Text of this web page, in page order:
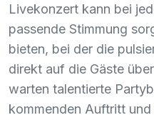
Livekonzert kann bei
passende Stimmung
bieten, bei der die
direkt auf die Gäste
warten talentierte
kommenden Auftritt